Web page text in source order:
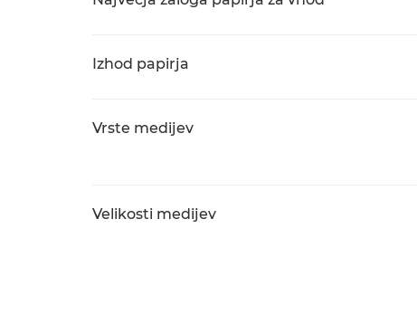
Izhod papirja
Vrste medijev
Velikosti medijev